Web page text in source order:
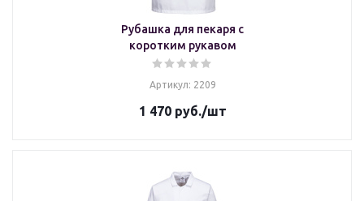
Рубашка для пекаря с
коротким рукавом
Артикул: 2209
1 470руб./шт